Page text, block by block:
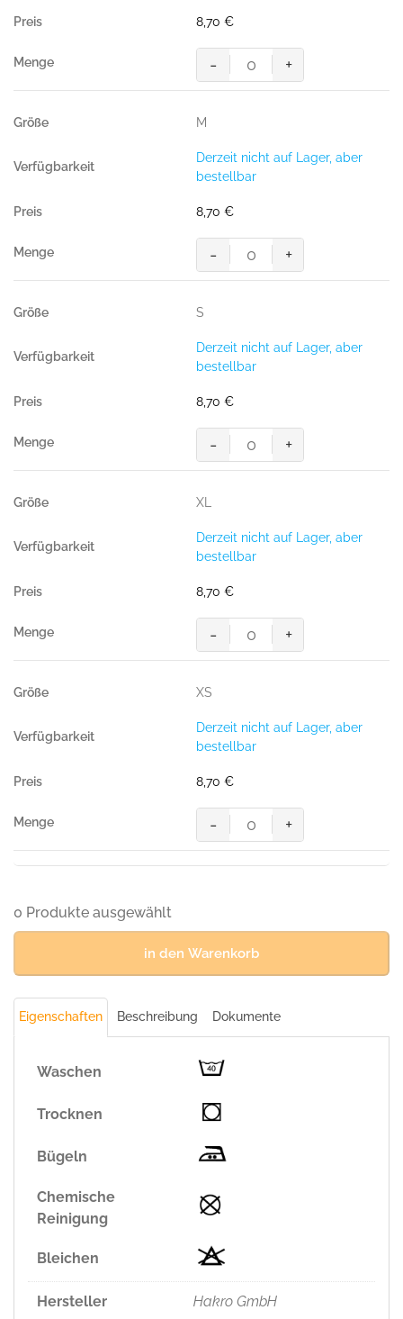
meliert
8,70 €
HAKRO
T-
Bio-
Baumwolle
GOTS
grau
meliert
- +
M
Derzeit nicht auf Lager, aber
bestellbar
8,70 €
HAKRO
T-
Bio-
Baumwolle
GOTS
grau
meliert
- +
S
Derzeit nicht auf Lager, aber
bestellbar
8,70 €
HAKRO
T-
Bio-
Baumwolle
GOTS
grau
meliert
- +
XL
Derzeit nicht auf Lager, aber
bestellbar
8,70 €
HAKRO
T-
Bio-
Baumwolle
GOTS
grau
meliert
- +
XS
Derzeit nicht auf Lager, aber
bestellbar
8,70 €
HAKRO
T-
Shirt
grau
- +
0 Produkte ausgewählt
in den Warenkorb
Eigenschaften Beschreibung Dokumente
Waschen
Trocknen
Bügeln
Chemische
Reinigung
Bleichen
Hersteller Hakro GmbH